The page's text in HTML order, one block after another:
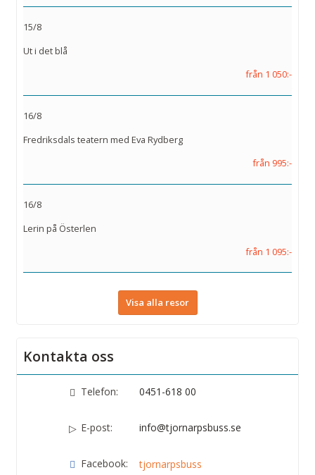
15/8
Ut i det blå
från 1 050:-
16/8
Fredriksdals teatern med Eva Rydberg
från 995:-
16/8
Lerin på Österlen
från 1 095:-
Visa alla resor
Kontakta oss
Telefon: 0451-618 00
E-post: info@tjornarpsbuss.se
Facebook:
tjornarpsbuss